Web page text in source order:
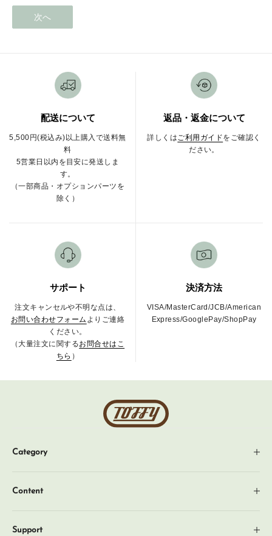
次へ
配送について
5,500円(税込み)以上購入で送料無
料
5営業日以内を目安に発送しま
す。
（一部商品・オプションパーツを
除く）
返品・返金について
詳しくはご利用ガイドをご確認く
ださい。
サポート
注文キャンセルや不明な点は、
お問い合わせフォーム よりご連絡
ください。
（大量注文に関するお問合せはこ
ちら ）
決済方法
VISA/MasterCard/JCB/American
Express/GooglePay/ShopPay
Toffy
公
Category
企画・特集
Content
Support